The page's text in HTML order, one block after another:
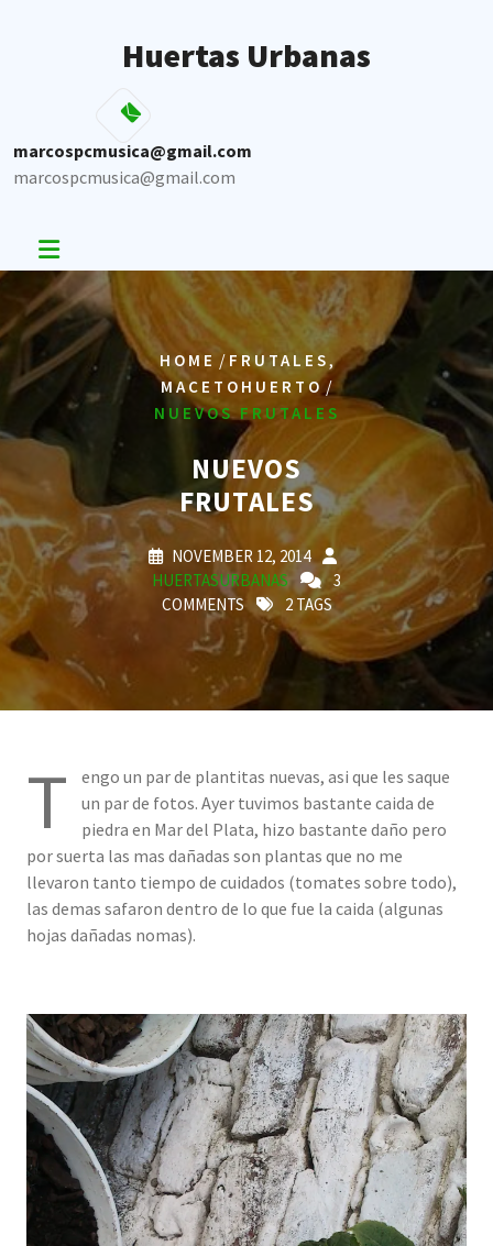
Huertas Urbanas
marcospcmusica@gmail.com
marcospcmusica@gmail.com
HOME / FRUTALES,
MACETOHUERTO/
NUEVOS FRUTALES
NUEVOS
FRUTALES
NOVEMBER 12, 2014
HUERTASURBANAS
3
COMMENTS
2 TAGS
T
engo un par de plantitas nuevas, asi que les saque
un par de fotos. Ayer tuvimos bastante caida de
piedra en Mar del Plata, hizo bastante daño pero
por suerta las mas dañadas son plantas que no me
llevaron tanto tiempo de cuidados (tomates sobre todo),
las demas safaron dentro de lo que fue la caida (algunas
hojas dañadas nomas).